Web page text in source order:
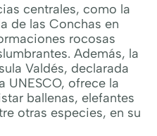
centrales, como la
de las Conchas en
rocosas
Además, la
Valdés, declarada
UNESCO, ofrece la
ballenas, elefantes
otras especies, en su